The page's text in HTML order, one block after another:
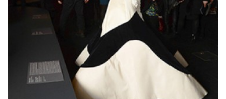
愛妻布蕾克萊芙莉Blake Lively、貝克漢夫婦David
Beckham &Victoria Beckham、安海瑟威Anne
Hathaway、瑞秋麥亞當斯Rachel McAdams、艾美亞當
斯Amy Adams、鄉村小天后泰勒絲Taylor Swift、西洋
天后碧昂絲Beyonce與蕾哈娜Rihanna等人皆使出渾身
解數盛裝出席，相當有看頭。